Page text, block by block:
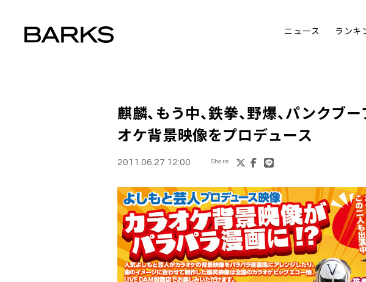
ニュース ランキ
麒麟、もう中、鉄拳、野爆、パンクブ
オケ背景映像をプロデュース
2011.06.27 12:00 Share